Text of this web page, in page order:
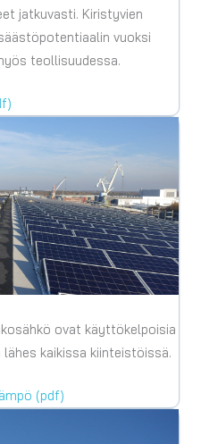
jatkuvasti. Kiristyvien
vuoksi
teollisuudessa.
ovat käyttökelpoisia
kaikissa kiinteistöissä.
(pdf)